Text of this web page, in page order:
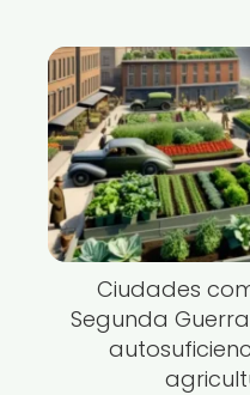
Ciudades
Segunda